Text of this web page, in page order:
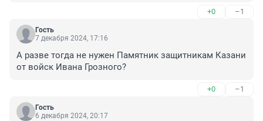
+0 –1
Гость
7 декабря 2024, 17:16
А разве тогда не нужен Памятник защитникам Казани
от войск Ивана Грозного?
+0 –1
Гость
6 декабря 2024, 20:17